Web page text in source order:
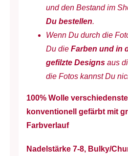
ca.
100
g
à
Menge
und den Bestand im
Du bestellen.
Wenn Du durch die
Du die Farben und in
gefilzte Designsaus
die Fotos kannst Du
100% Wolle
konventionell gefärbt mit
Farbverlauf
Nadelstärke 7-8, Bulky/